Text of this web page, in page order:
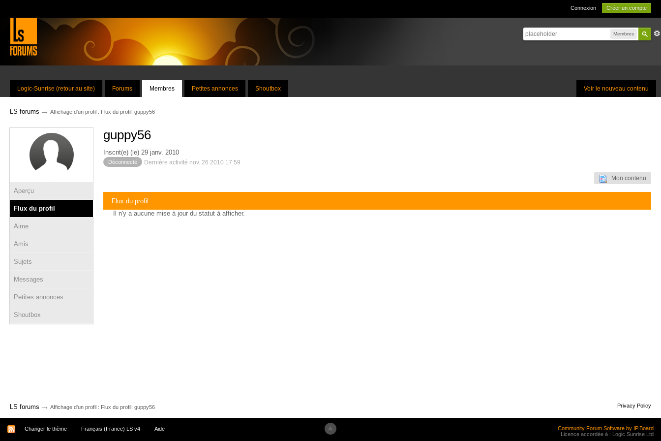
Connexion Créer un compte
Membres
Voir le nouveau contenu
Logic-Sunrise (retour au site) Forums Membres Petites annonces Shoutbox
LS forums → Affichage d'un profil : Flux du profil: guppy56
Aperçu
Flux du profil
Aime
Amis
Sujets
Messages
Petites annonces
Shoutbox
guppy56
Inscrit(e) (le) 29 janv. 2010
Déconnecté Dernière activité nov. 26 2010 17:59
Mon contenu
Flux du profil
Il n'y a aucune mise à jour du statut à afficher.
LS forums → Affichage d'un profil : Flux du profil: guppy56 Privacy Policy
Changer le thème Français (France) LS v4 Aide
Community Forum Software by IP.Board
Licence accordée à : Logic Sunrise Ltd